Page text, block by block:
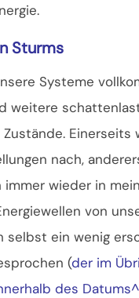
Sturms
Systeme
weitere
Einerseits
nach,
wieder in
von
ein wenig
(der im
des